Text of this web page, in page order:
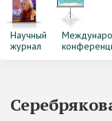
Научный
журнал